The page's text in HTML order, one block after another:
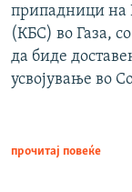
припадници на
(КБС) во Газа,
да биде
усвојување во
прочитај повеќе